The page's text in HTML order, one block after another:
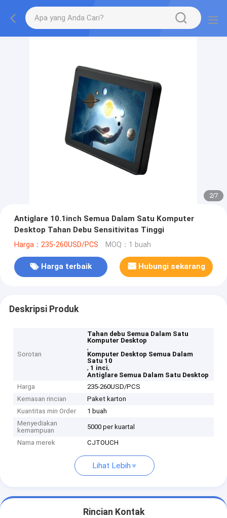
2/7
Antiglare 10.1inch Semua Dalam Satu Komputer
Desktop Tahan Debu Sensitivitas Tinggi
Harga：235-260USD/PCS MOQ：1 buah
Harga terbaik Hubungi sekarang
Deskripsi Produk
Sorotan
Tahan debu Semua Dalam Satu
Komputer Desktop
,
Komputer Desktop Semua Dalam
Satu 10
, 1 inci,
Antiglare Semua Dalam Satu Desktop
Harga
235-260USD/PCS
Kemasan rincian
Paket karton
Kuantitas min Order
1 buah
Menyediakan
kemampuan
5000 per kuartal
Nama merek CJTOUCH
Lihat Lebih
Rincian Kontak